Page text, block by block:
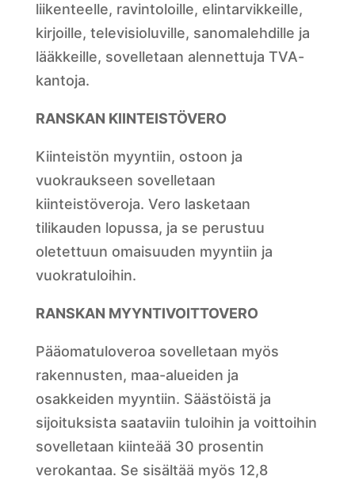
liikenteelle, ravintoloille, elintarvikkeille,
kirjoille, televisioluville, sanomalehdille ja
lääkkeille, sovelletaan alennettuja TVA-
kantoja.
RANSKAN KIINTEISTÖVERO
Kiinteistön myyntiin, ostoon ja
vuokraukseen sovelletaan
kiinteistöveroja. Vero lasketaan
tilikauden lopussa, ja se perustuu
oletettuun omaisuuden myyntiin ja
vuokratuloihin.
RANSKAN MYYNTIVOITTOVERO
Pääomatuloveroa sovelletaan myös
rakennusten, maa-alueiden ja
osakkeiden myyntiin. Säästöistä ja
sijoituksista saataviin tuloihin ja voittoihin
sovelletaan kiinteää 30 prosentin
verokantaa. Se sisältää myös 12,8